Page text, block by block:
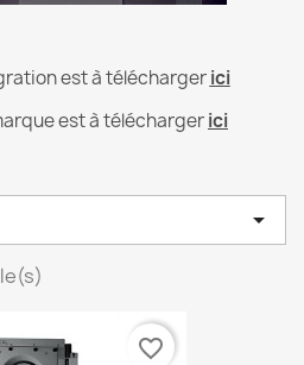
est à télécharger ici
est à téléchargerici

favorite_border